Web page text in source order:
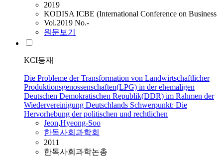
2019
KODISA ICBE (International Conference on Business
Vol.2019 No.-
원문보기
KCI등재
Die Probleme der Transformation von Landwirtschaftlicher
Produktionsgenossenschaften(LPG) in der ehemaligen
Deutschen Demokratischen Republik(DDR) im Rahmen der
Wiedervereinigung Deutschlands Schwerpunkt: Die
Hervorhebung der politischen und rechtlichen
Jeon,Hyeong-Soo
한독사회과학회
2011
한독사회과학논총